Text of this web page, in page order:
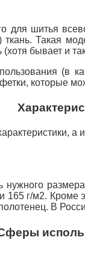
для шитья
Такая
бывает и
(в
которые
а
г/м2.
В
феры